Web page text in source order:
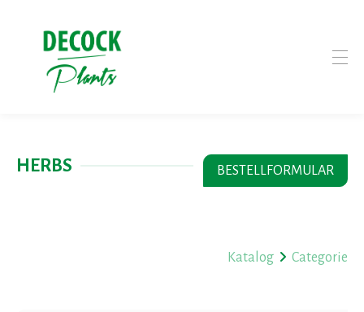
HERBS BESTELLFORMULAR
Katalog Categorie